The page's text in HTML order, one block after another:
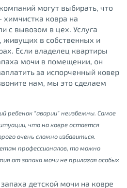
могут выбирать, что
ковра на
с вывозом в цех. Услуга
живущих в собственных и
Если владелец квартиры
мочи в помещении, он
за испорченный ковер
нам, мы это сделаем
ребенок "аварии" неизбежны. Самое
что на ковре остается
очень сложно избавиться.
профессионалов, то можно
от запаха мочи не прилагая особых